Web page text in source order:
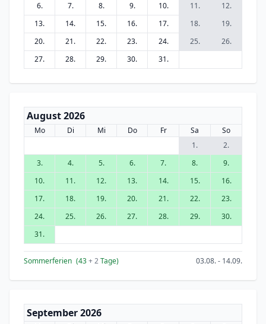
6.
7. 8. 9. 10. 11.
12.
13.
14. 15. 16. 17. 18.
19.
20.
21. 22. 23. 24. 25.
26.
27.
28. 29. 30. 31.
August 2026
Mo Di Mi Do Fr Sa
So
1.
2.
3.
4. 5. 6. 7. 8.
9.
10.
11. 12. 13. 14. 15.
16.
17.
18. 19. 20. 21. 22.
23.
24.
25. 26. 27. 28. 29.
30.
31.
Sommerferien (43+ 2Tage) 03.08. - 14.09.
September 2026